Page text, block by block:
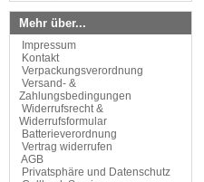
Mehr über...
Impressum
Kontakt
Verpackungsverordnung
Versand- &
Zahlungsbedingungen
Widerrufsrecht &
Widerrufsformular
Batterieverordnung
Vertrag widerrufen
AGB
Privatsphäre und Datenschutz